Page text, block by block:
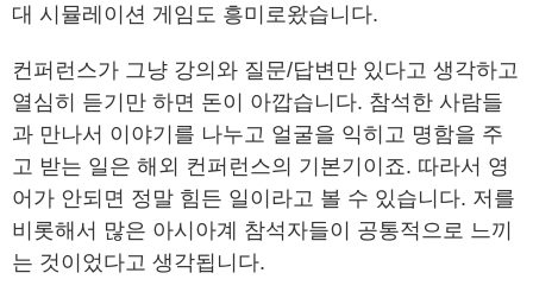
대 시뮬레이션 게임도 흥미로왔습니다.
컨퍼런스가 그냥 강의와 질문/답변만 있다고 생각하고
열심히 듣기만 하면 돈이 아깝습니다. 참석한 사람들
과 만나서 이야기를 나누고 얼굴을 익히고 명함을 주
고 받는 일은 해외 컨퍼런스의 기본기이죠. 따라서 영
어가 안되면 정말 힘든 일이라고 볼 수 있습니다. 저를
비롯해서 많은 아시아계 참석자들이 공통적으로 느끼
는 것이었다고 생각됩니다.